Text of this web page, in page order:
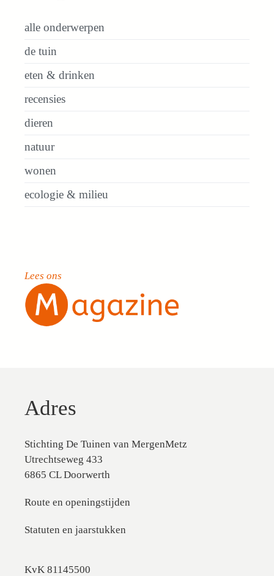
alle onderwerpen
de tuin
eten & drinken
recensies
dieren
natuur
wonen
ecologie & milieu
Lees ons
Adres
Stichting De Tuinen van MergenMetz
Utrechtseweg 433
6865 CL Doorwerth
Route en openingstijden
Statuten en jaarstukken
KvK 81145500